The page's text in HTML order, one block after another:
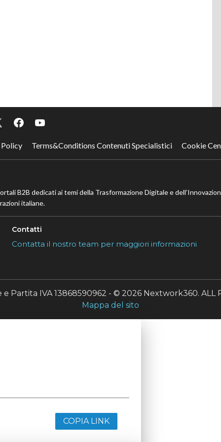
Terms&Conditions Contenuti Specialistici Cookie
B2B dedicati ai temi della Trasformazione Digitale e
italiane.
Contatti
Contatta il nostro team per maggiori informazioni
Partita IVA 13868590962 - © 2026 Nextwork360. ALL
Mappa del sito
COPIA LINK